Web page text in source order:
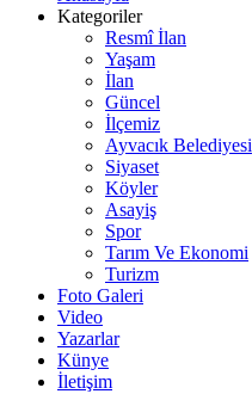
Kategoriler
Resmî İlan
Yaşam
İlan
Güncel
İlçemiz
Ayvacık Belediyesi
Siyaset
Köyler
Asayiş
Spor
Tarım Ve Ekonomi
Turizm
Foto Galeri
Video
Yazarlar
Künye
İletişim